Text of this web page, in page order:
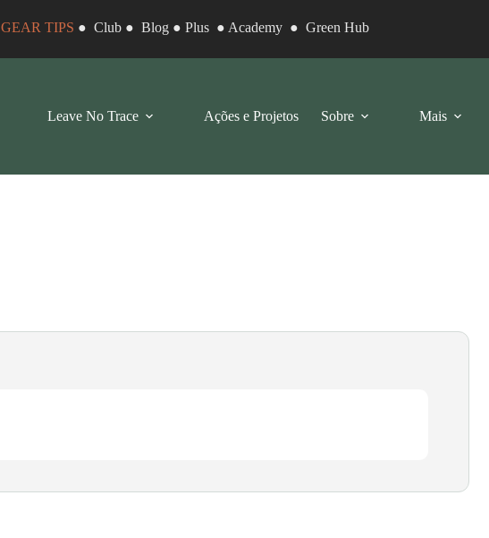
GEAR TIPS ● Club● Blog● Plus● Academy● Green Hub
Leave No Trace Ações e Projetos Sobre Mais